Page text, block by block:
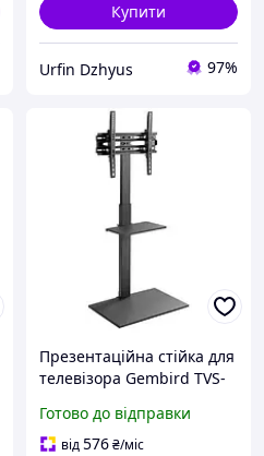
Купити
Urfin Dzhyus 97%
Презентаційна стійка для
телевізора Gembird TVS-
Готово до відправки
від576₴/міс